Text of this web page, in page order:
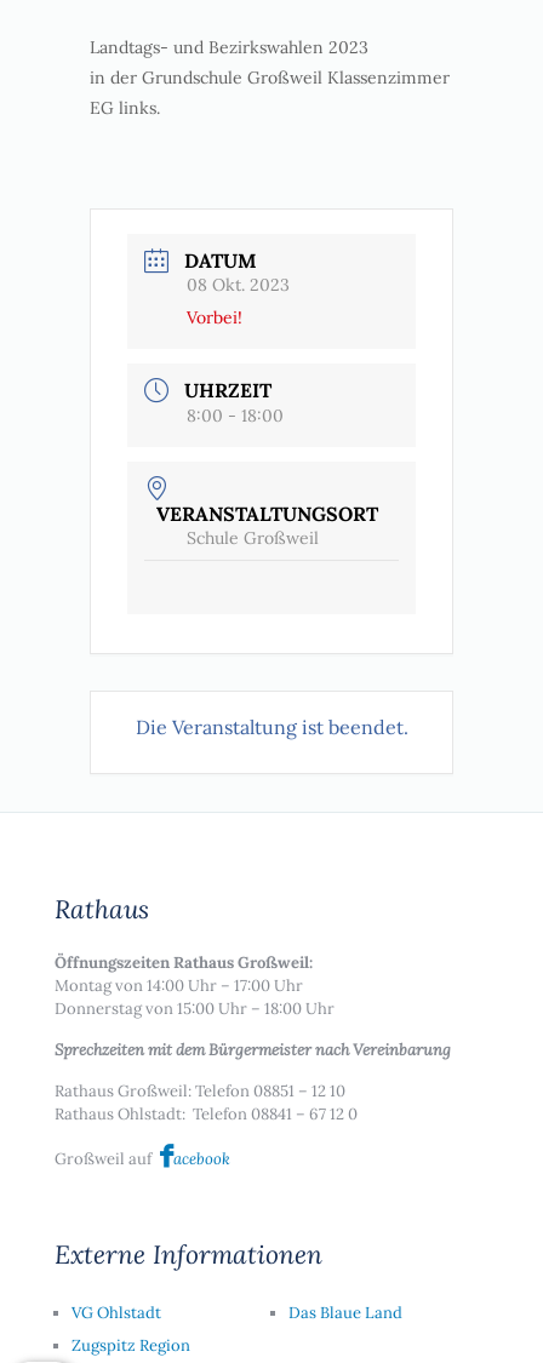
Landtags- und Bezirkswahlen 2023
in der Grundschule Großweil Klassenzimmer
EG links.
DATUM
08 Okt. 2023
Vorbei!
UHRZEIT
8:00 - 18:00
VERANSTALTUNGSORT
Schule Großweil
Die Veranstaltung ist beendet.
Rathaus
Öffnungszeiten Rathaus Großweil:
Montag von 14:00 Uhr – 17:00 Uhr
Donnerstag von 15:00 Uhr – 18:00 Uhr
Sprechzeiten mit dem Bürgermeister nach Vereinbarung
Rathaus Großweil: Telefon 08851 – 12 10
Rathaus Ohlstadt: Telefon 08841 – 67 12 0
Großweil auf acebook
Externe Informationen
VG Ohlstadt
Zugspitz Region
Das Blaue Land